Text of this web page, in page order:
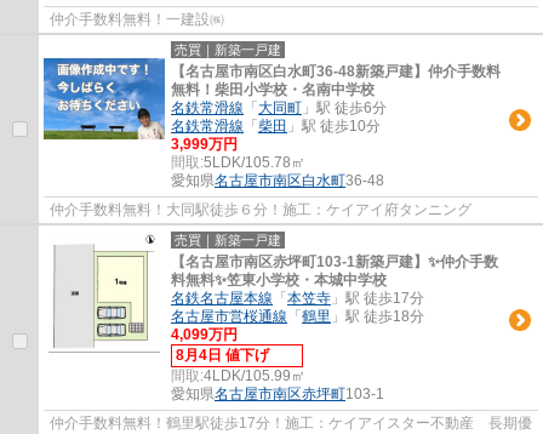
仲介手数料無料！一建設㈱
売買｜新築一戸建
【名古屋市南区白水町36-48新築戸建】仲介手数料
無料！柴田小学校・名南中学校
名鉄常滑線 「 大同町 」駅 徒歩6分
名鉄常滑線 「 柴田 」駅 徒歩10分
3,999万円
間取:5LDK/105.78㎡
愛知県名古屋市南区白水町36-48
仲介手数料無料！大同駅徒歩６分！施工：ケイアイ府タンニング
売買｜新築一戸建
【名古屋市南区赤坪町103-1新築戸建】✨️仲介手数
料無料✨️笠東小学校・本城中学校
名鉄名古屋本線 「 本笠寺 」駅 徒歩17分
名古屋市営桜通線 「 鶴里 」駅 徒歩18分
4,099万円
8月4日 値下げ
間取:4LDK/105.99㎡
愛知県名古屋市南区赤坪町103-1
仲介手数料無料！鶴里駅徒歩17分！施工：ケイアイスター不動産 長期優